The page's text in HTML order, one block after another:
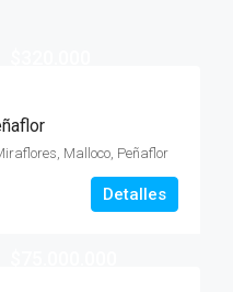
Malloco, Peñaflor
Detalles